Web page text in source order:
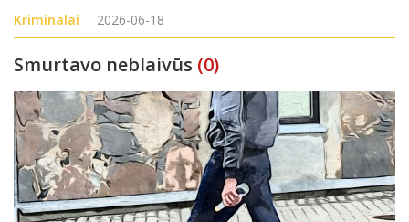
vyro (gim. 1958 m.) pranešimas, kad birželio 16-17 d. Vilniuje,
jam būnan
Kriminalai 2026-06-18
Smurtavo neblaivūs (0)